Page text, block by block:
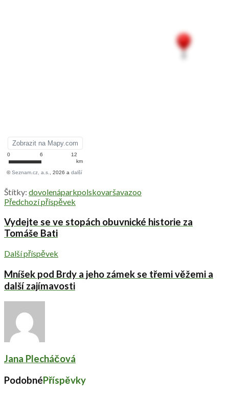
Štítky: dovolenáparkpolskovaršavazoo
Předchozí příspěvek
Vydejte se ve stopách obuvnické historie za
Tomáše Bati
Další příspěvek
Mníšek pod Brdy a jeho zámek se třemi věžemi a
další zajímavosti
Jana Plecháčová
PodobnéPříspěvky